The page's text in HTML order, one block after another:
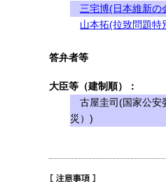
三宅博(日本維新の
山本拓(拉致問題特
答弁者等
大臣等（建制順）：
古屋圭司(国家公安
災）)